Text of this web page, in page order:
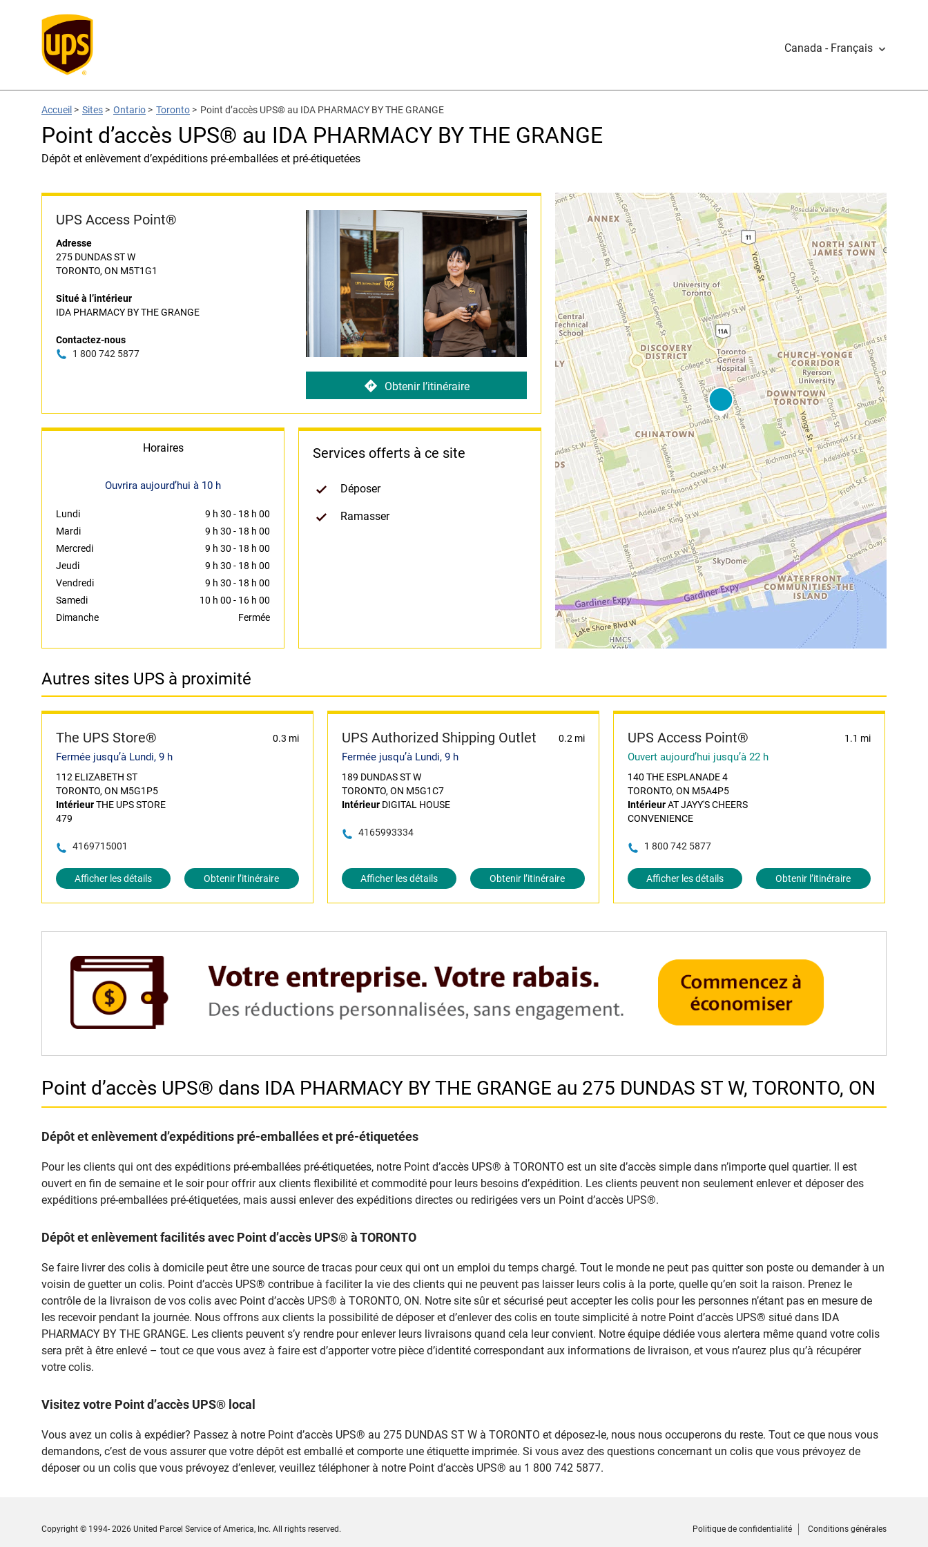
Canada - Français
Accueil > Sites > Ontario > Toronto > Point d’accès UPS® au IDA PHARMACY BY THE GRANGE
Point d’accès UPS® au IDA PHARMACY BY THE GRANGE
Dépôt et enlèvement d’expéditions pré-emballées et pré-étiquetées
UPS Access Point®
Adresse
275 DUNDAS ST W
TORONTO, ON M5T1G1
Situé à l’intérieur
IDA PHARMACY BY THE GRANGE
Contactez-nous
1 800 742 5877
Obtenir l’itinéraire
Horaires
Ouvrira aujourd’hui à 10 h
Lundi 9 h 30 - 18 h 00
Mardi
9 h 30 - 18 h 00
Mercredi
9 h 30 - 18 h 00
Jeudi
9 h 30 - 18 h 00
Vendredi
9 h 30 - 18 h 00
Samedi
10 h 00 - 16 h 00
Dimanche
Fermée
Services offerts à ce site
Déposer
Ramasser
Autres sites UPS à proximité
The UPS Store® 0.3 mi
Fermée jusqu’à Lundi, 9 h
112 ELIZABETH ST
TORONTO, ON M5G1P5
IntérieurTHE UPS STORE
479
4169715001
Afficher les détails Obtenir l’itinéraire
UPS Authorized Shipping Outlet 0.2 mi
Fermée jusqu’à Lundi, 9 h
189 DUNDAS ST W
TORONTO, ON M5G1C7
IntérieurDIGITAL HOUSE
4165993334
Afficher les détails Obtenir l’itinéraire
UPS Access Point® 1.1 mi
Ouvert aujourd’hui jusqu’à 22 h
140 THE ESPLANADE 4
TORONTO, ON M5A4P5
IntérieurAT JAYY'S CHEERS
CONVENIENCE
1 800 742 5877
Afficher les détails Obtenir l’itinéraire
Point d’accès UPS® dans IDA PHARMACY BY THE GRANGE au 275 DUNDAS ST W, TORONTO, ON
Dépôt et enlèvement d’expéditions pré-emballées et pré-étiquetées
Pour les clients qui ont des expéditions pré-emballées pré-étiquetées, notre Point d’accès UPS® à TORONTO est un site d’accès simple dans n’importe quel quartier. Il est
ouvert en fin de semaine et le soir pour offrir aux clients flexibilité et commodité pour leurs besoins d’expédition. Les clients peuvent non seulement enlever et déposer des
expéditions pré-emballées pré-étiquetées, mais aussi enlever des expéditions directes ou redirigées vers un Point d’accès UPS®.
Dépôt et enlèvement facilités avec Point d’accès UPS® à TORONTO
Se faire livrer des colis à domicile peut être une source de tracas pour ceux qui ont un emploi du temps chargé. Tout le monde ne peut pas quitter son poste ou demander à un
voisin de guetter un colis. Point d’accès UPS® contribue à faciliter la vie des clients qui ne peuvent pas laisser leurs colis à la porte, quelle qu’en soit la raison. Prenez le
contrôle de la livraison de vos colis avec Point d’accès UPS® à TORONTO, ON. Notre site sûr et sécurisé peut accepter les colis pour les personnes n’étant pas en mesure de
les recevoir pendant la journée. Nous offrons aux clients la possibilité de déposer et d’enlever des colis en toute simplicité à notre Point d’accès UPS® situé dans IDA
PHARMACY BY THE GRANGE. Les clients peuvent s’y rendre pour enlever leurs livraisons quand cela leur convient. Notre équipe dédiée vous alertera même quand votre colis
sera prêt à être enlevé – tout ce que vous avez à faire est d’apporter votre pièce d’identité correspondant aux informations de livraison, et vous n’aurez plus qu’à récupérer
votre colis.
Visitez votre Point d’accès UPS® local
Vous avez un colis à expédier? Passez à notre Point d’accès UPS® au 275 DUNDAS ST W à TORONTO et déposez-le, nous nous occuperons du reste. Tout ce que nous vous
demandons, c’est de vous assurer que votre dépôt est emballé et comporte une étiquette imprimée. Si vous avez des questions concernant un colis que vous prévoyez de
déposer ou un colis que vous prévoyez d’enlever, veuillez téléphoner à notre Point d’accès UPS® au 1 800 742 5877.
Politique de confidentialité Conditions générales
Copyright © 1994- 2026 United Parcel Service of America, Inc. All rights reserved.